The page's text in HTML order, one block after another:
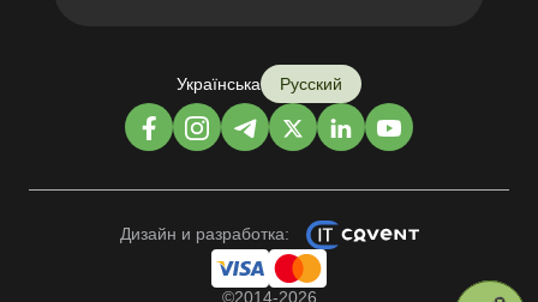
Українська Русский
Дизайн и разработка:
©2014-2026